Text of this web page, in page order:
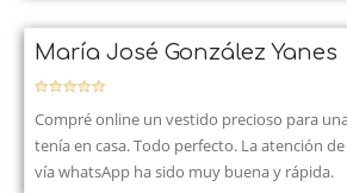
María José González Yanes
Compré online un vestido precioso para
tenía en casa. Todo perfecto. La atención
vía whatsApp ha sido muy buena y rápida.